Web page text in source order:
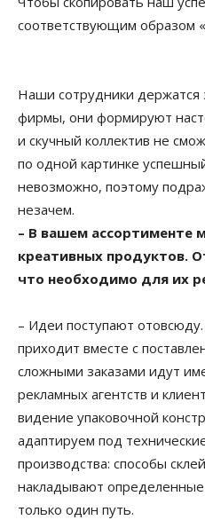
соответствующим образом
Наши сотрудники держатся
фирмы, они формируют
и скучный коллектив не
по одной картинке
невозможно, поэтому
незачем.
– В вашем ассортименте
креативных продуктов.
что необходимо для их
– Идеи поступают
приходит вместе с
сложными заказами идут
рекламных агентств и
видение упаковочной
адаптируем под
производства: способы
накладывают
только один путь.